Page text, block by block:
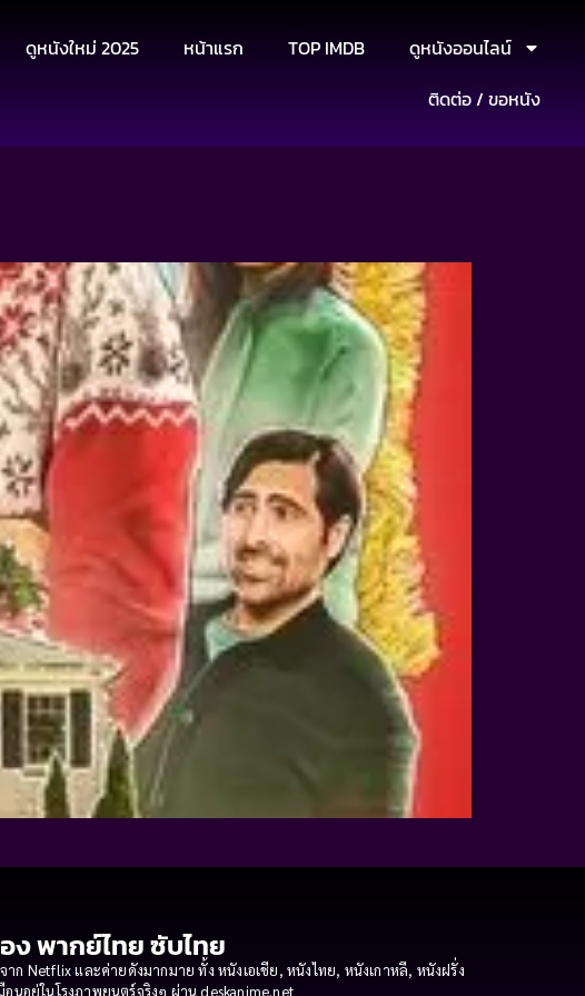
ดูหนังใหม่ 2025 หน้าแรก TOP IMDB
ดูหนังออนไลน์
ติดต่อ / ขอหนัง
ง พากย์ไทย ซับไทย
Netflix และค่ายดังมากมาย ทั้ง หนังเอเชีย, หนังไทย, หนังเกาหลี, หนังฝรั่ง
อยู่ในโรงภาพยนตร์จริงๆ ผ่าน deskanime.net